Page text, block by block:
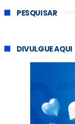
PESQUISAR
DIVULGUE AQUI